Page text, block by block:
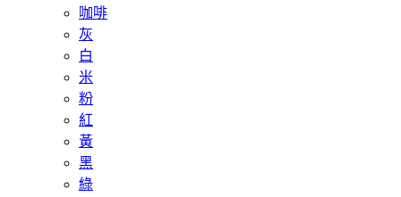
咖啡
灰
白
米
粉
紅
黃
黑
綠